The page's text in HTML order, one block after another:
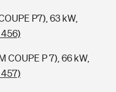
P7), 63 kW,
456)
COUPE P 7), 66 kW,
457)